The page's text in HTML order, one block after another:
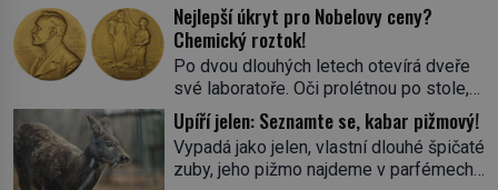
Nejlepší úkryt pro Nobelovy ceny?
Chemický roztok!
Po dvou dlouhých letech otevírá dveře
své laboratoře. Oči prolétnou po stole,
aby pak ulpěly na regálu, kde se nachází
všemožné látky. Hledá žluto-oranžovou
tekutinu, jakmile ji zahlédne, nesmírně
se mu uleví. Teď může svůj plán
Upíří jelen: Seznamte se, kabar pižmový!
Vypadá jako jelen, vlastní dlouhé špičaté
zuby, jeho pižmo najdeme v parfémech